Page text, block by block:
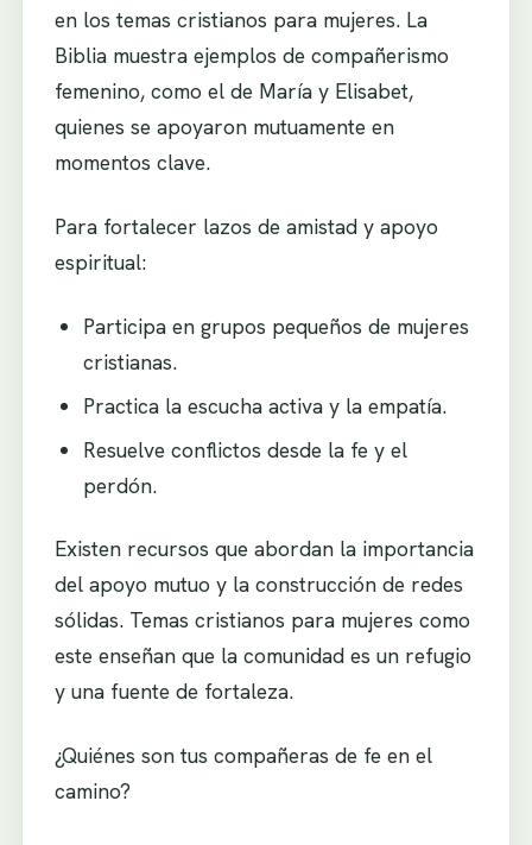
en los temas cristianos para mujeres. La
Biblia muestra ejemplos de compañerismo
femenino, como el de María y Elisabet,
quienes se apoyaron mutuamente en
momentos clave.
Para fortalecer lazos de amistad y apoyo
espiritual:
Participa en grupos pequeños de mujeres
cristianas.
Practica la escucha activa y la empatía.
Resuelve conflictos desde la fe y el
perdón.
Existen recursos que abordan la importancia
del apoyo mutuo y la construcción de redes
sólidas. Temas cristianos para mujeres como
este enseñan que la comunidad es un refugio
y una fuente de fortaleza.
¿Quiénes son tus compañeras de fe en el
camino?